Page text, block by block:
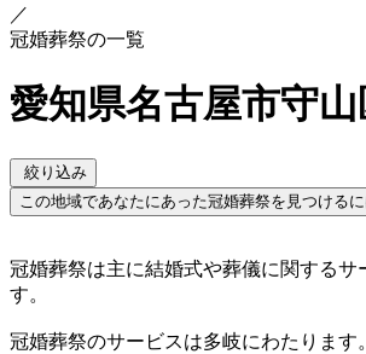
／
冠婚葬祭の一覧
愛知県名古屋市守
絞り込み
この地域であなたにあった冠婚葬祭を見つける
冠婚葬祭は主に結婚式や葬儀に関する
す。
冠婚葬祭のサービスは多岐にわたりま